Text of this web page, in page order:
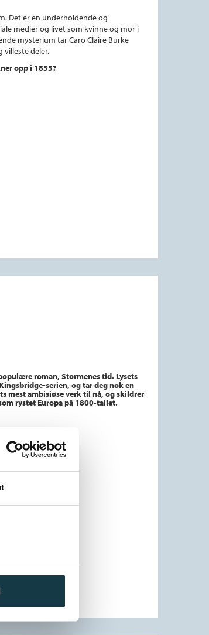
Det er en underholdende og
medier og livet som kvinne og mor i
mysterium tar Caro Claire Burke
villeste deler.
opp i 1855?
roman, Stormenes tid. Lysets
serien, og tar deg nok en
mest ambisiøse verk til nå, og skildrer
rystet Europa på 1800-tallet.